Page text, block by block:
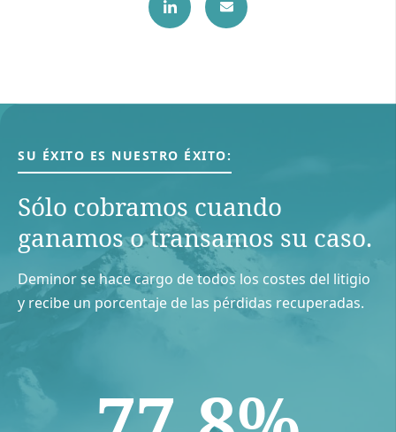
SU ÉXITO ES NUESTRO ÉXITO:
Sólo cobramos cuando
ganamos o transamos su caso.
Deminor se hace cargo de todos los costes del litigio
y recibe un porcentaje de las pérdidas recuperadas.